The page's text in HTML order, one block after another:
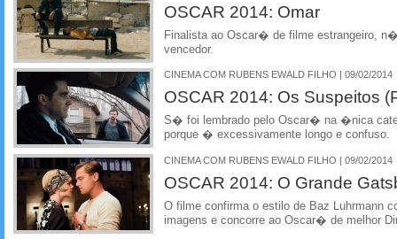
OSCAR 2014: Omar
Finalista ao Oscar� de filme estrangeiro,
vencedor.
CINEMA COM RUBENS EWALD FILHO | 09/02/2014
OSCAR 2014: Os Suspeitos
S� foi lembrado pelo Oscar� na �nica
porque � excessivamente longo e confuso.
CINEMA COM RUBENS EWALD FILHO | 09/02/2014
OSCAR 2014: O Grande
O filme confirma o estilo de Baz Luhrmann
imagens e concorre ao Oscar� de melhor